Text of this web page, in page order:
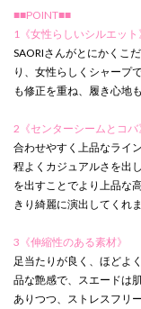
■■POINT■■
1《女性らしいシルエット
SAORIさんがとにかくこ
り、女性らしくシャープ
も修正を重ね、履き心地
2《センターシームとコバ
合わせやすく上品なライ
程よくカジュアルさを出
を出すことでより上品な
きり綺麗に演出してくれま
3《伸縮性のある素材》
足当たりが良く、ほどよ
品な艶感で、スエードは
ありつつ、ストレスフリ